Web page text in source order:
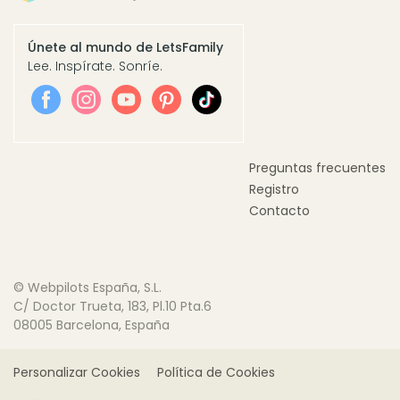
Únete al mundo de LetsFamily
Lee. Inspírate. Sonríe.
Preguntas frecuentes
Registro
Contacto
© Webpilots España, S.L.
C/ Doctor Trueta, 183, Pl.10 Pta.6
08005 Barcelona, España
Personalizar Cookies
Política de Cookies